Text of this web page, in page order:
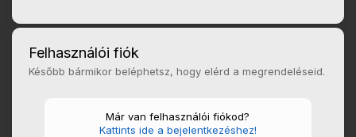
Felhasználói fiók
Később bármikor beléphetsz, hogy elérd a megrendeléseid.
Már van felhasználói fiókod?
Kattints ide a bejelentkezéshez!